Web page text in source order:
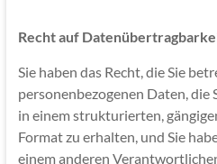
Recht auf
Sie haben das Recht, die Sie
personenbezogenen Daten, die
in einem strukturierten,
Format zu erhalten, und Sie
einem anderen